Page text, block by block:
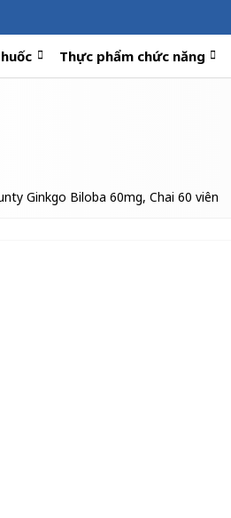
Thực phẩm chức năng
Ginkgo Biloba 60mg, Chai 60 viên